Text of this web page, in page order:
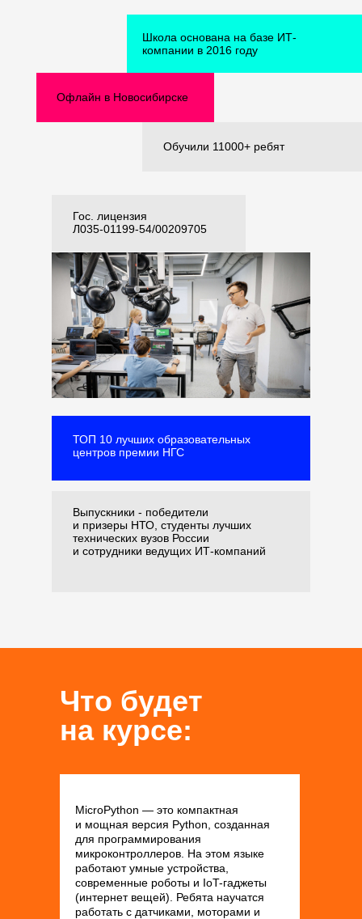
Обучили 11000+ ребят
Офлайн в Новосибирске
ТОП 10 лучших образовательных
центров премии НГС
Школа основана на базе ИТ-
компании в 2016 году
Выпускники - победители
и призеры НТО, студенты лучших
технических вузов России
и сотрудники ведущих ИТ-компаний
Гос. лицензия
Л035-01199-54/00209705
Что будет
на курсе:
MicroPython — это компактная
и мощная версия Python, созданная
для программирования
микроконтроллеров. На этом языке
работают умные устройства,
современные роботы и IoT-гаджеты
(интернет вещей). Ребята научатся
работать с датчиками, моторами и